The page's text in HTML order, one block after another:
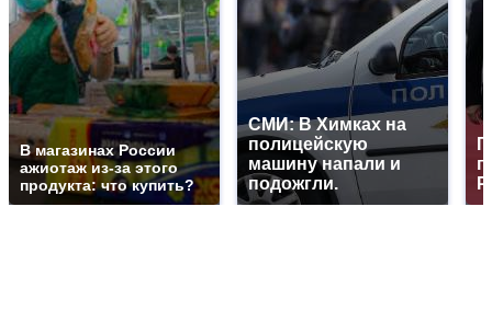
В магазинах России
ажиотаж из-за этого
продукта: что купить?
СМИ: В Химках на
полицейскую
машину напали и
подожгли.